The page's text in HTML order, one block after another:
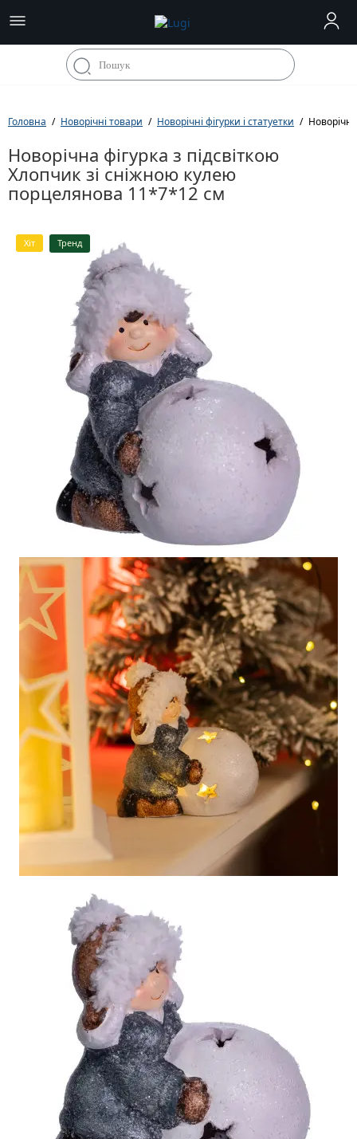
Головна Новорічні товари Новорічні фігурки і статуетки
Новорічна фігурка з підсвіткою
Хлопчик зі сніжною кулею
порцелянова 11*7*12 см
Хіт Тренд